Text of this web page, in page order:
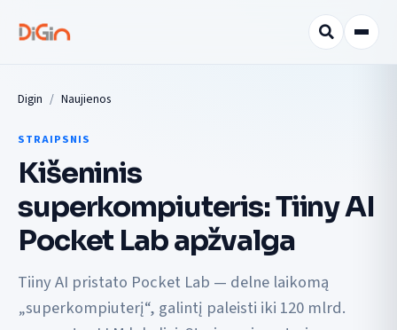
Digin Naujienos
STRAIPSNIS
Kišeninis
superkompiuteris: Tiiny AI
Pocket Lab apžvalga
Tiiny AI pristato Pocket Lab — delne laikomą
„superkompiuterį“, galintį paleisti iki 120 mlrd.